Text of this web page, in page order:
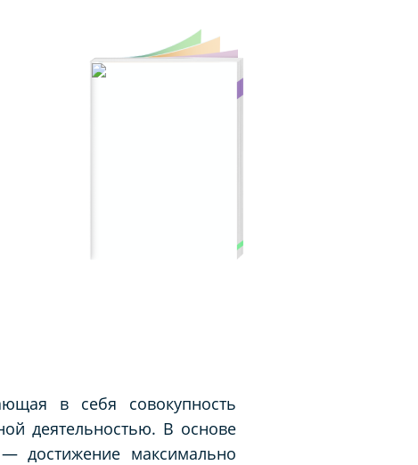
в себя совокупность
деятельностью. В основе
— достижение максимально